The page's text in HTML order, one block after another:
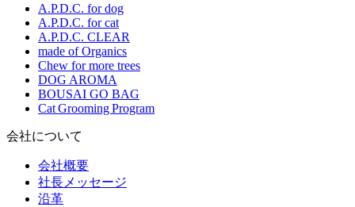
A.P.D.C. for dog
A.P.D.C. for cat
A.P.D.C. CLEAR
made of Organics
Chew for more trees
DOG AROMA
BOUSAI GO BAG
Cat Grooming Program
会社について
会社概要
社長メッセージ
沿革